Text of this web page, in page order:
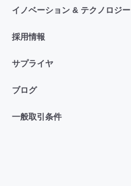
イノベーション & テクノロジー
採用情報
サプライヤ
ブログ
一般取引条件